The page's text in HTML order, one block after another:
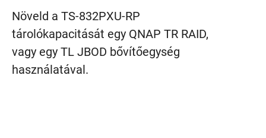
Növeld a TS-832PXU-RP
tárolókapacitását egy QNAP TR RAID,
vagy egy TL JBOD bővítőegység
használatával.